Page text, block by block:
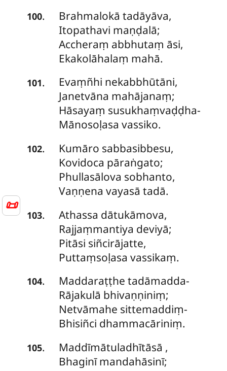
📜
100. Brahmalokā tadāyāva,
Itopathavi maṇḍalā;
Accheraṃ abbhutaṃ āsi,
Ekakolāhalaṃ mahā.
101.
Evaṃñhi nekabbhūtāni,
Janetvāna mahājanaṃ;
Hāsayaṃ susukhaṃvaḍḍha-
Mānosoḷasa vassiko.
102. Kumāro sabbasibbesu,
Kovidoca pāraṅgato;
Phullasālova sobhanto,
Vaṇṇena vayasā tadā.
103.
Athassa dātukāmova,
Rajjaṃmantiya deviyā;
Pitāsi siñcirājatte,
Puttaṃsoḷasa vassikaṃ.
104.
Maddaraṭṭhe tadāmadda-
Rājakulā bhivaṇṇiniṃ;
Netvāmahe sittemaddiṃ-
Bhisiñci dhammacāriniṃ.
105. Maddīmātuladhītāsā ,
Bhaginī mandahāsinī;